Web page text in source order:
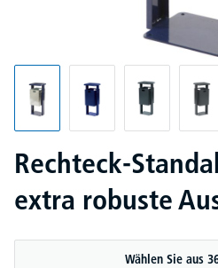
Rechteck-
extra robuste
Wählen Sie aus